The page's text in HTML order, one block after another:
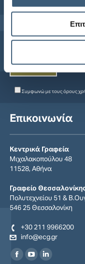
Συμφωνώ με τους όρους
Επικοινωνία
Κεντρικά Γραφεία
Μιχαλακοπούλου 48
11528, Αθήνα
Γραφείο
Πολυτεχνείου 51 &
546 25 Θεσσαλονίκη
+30 211 9966200
info@ecg.gr
Find us on:
Facebook
YouTubeLinkedin